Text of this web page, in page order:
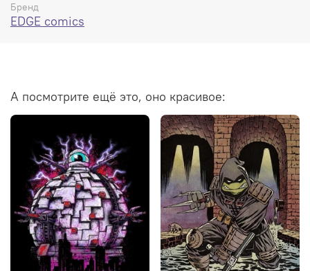
Бренд
EDGE comics
А посмотрите ещё это, оно красивое: